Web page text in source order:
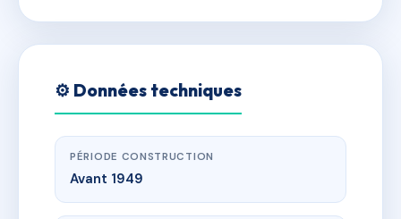
⚙️ Données techniques
PÉRIODE CONSTRUCTION
Avant 1949